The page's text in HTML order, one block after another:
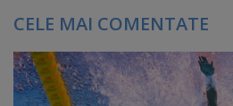
CELE MAI COMENTATE